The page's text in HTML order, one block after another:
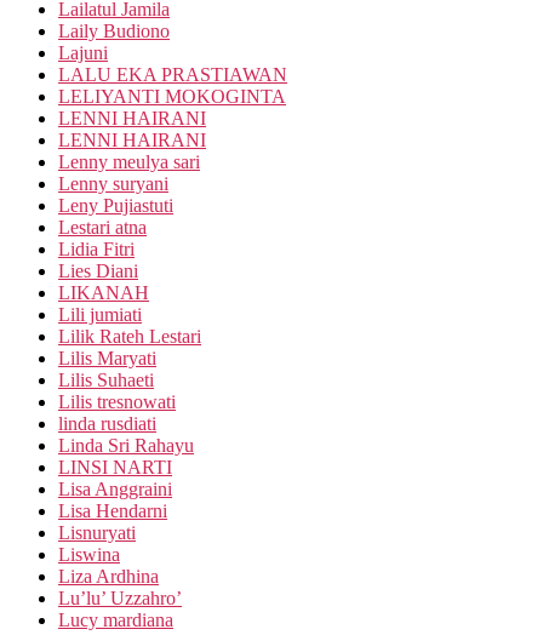
Lailatul Jamila
Laily Budiono
Lajuni
LALU EKA PRASTIAWAN
LELIYANTI MOKOGINTA
LENNI HAIRANI
LENNI HAIRANI
Lenny meulya sari
Lenny suryani
Leny Pujiastuti
Lestari atna
Lidia Fitri
Lies Diani
LIKANAH
Lili jumiati
Lilik Rateh Lestari
Lilis Maryati
Lilis Suhaeti
Lilis tresnowati
linda rusdiati
Linda Sri Rahayu
LINSI NARTI
Lisa Anggraini
Lisa Hendarni
Lisnuryati
Liswina
Liza Ardhina
Lu’lu’ Uzzahro’
Lucy mardiana